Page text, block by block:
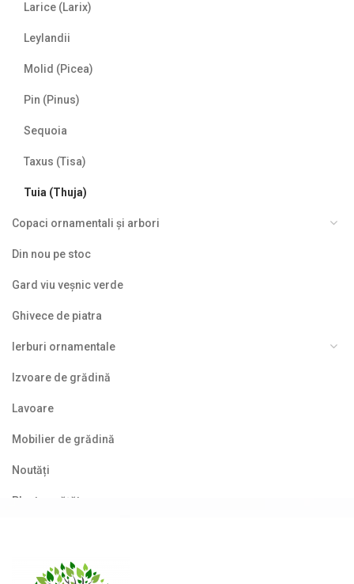
Larice (Larix)
Leylandii
Molid (Picea)
Pin (Pinus)
Sequoia
Taxus (Tisa)
Tuia (Thuja)
Copaci ornamentali și arbori
Din nou pe stoc
Gard viu veșnic verde
Ghivece de piatra
Ierburi ornamentale
Izvoare de grădină
Lavoare
Mobilier de grădină
Noutăți
Plante agățătoare
Plante cu bobițe